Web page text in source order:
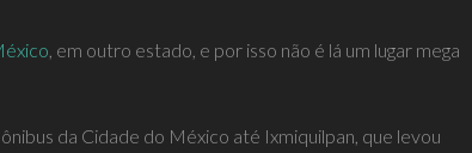
, em outro estado, e por isso não é lá um lugar mega
da Cidade do México até Ixmiquilpan, que levou